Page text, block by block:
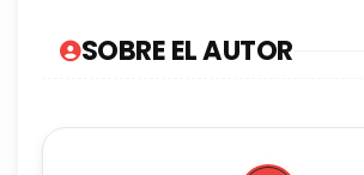
SOBRE EL AUTOR